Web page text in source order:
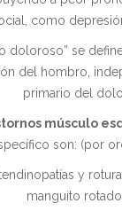
como
doloroso” se
del hombro,
primario del
músculo
son: (por
y
manguito